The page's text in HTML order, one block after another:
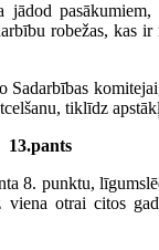
jādod
robežas, kas
tiklīdz
13.pants
8. punktu,
otrai citos